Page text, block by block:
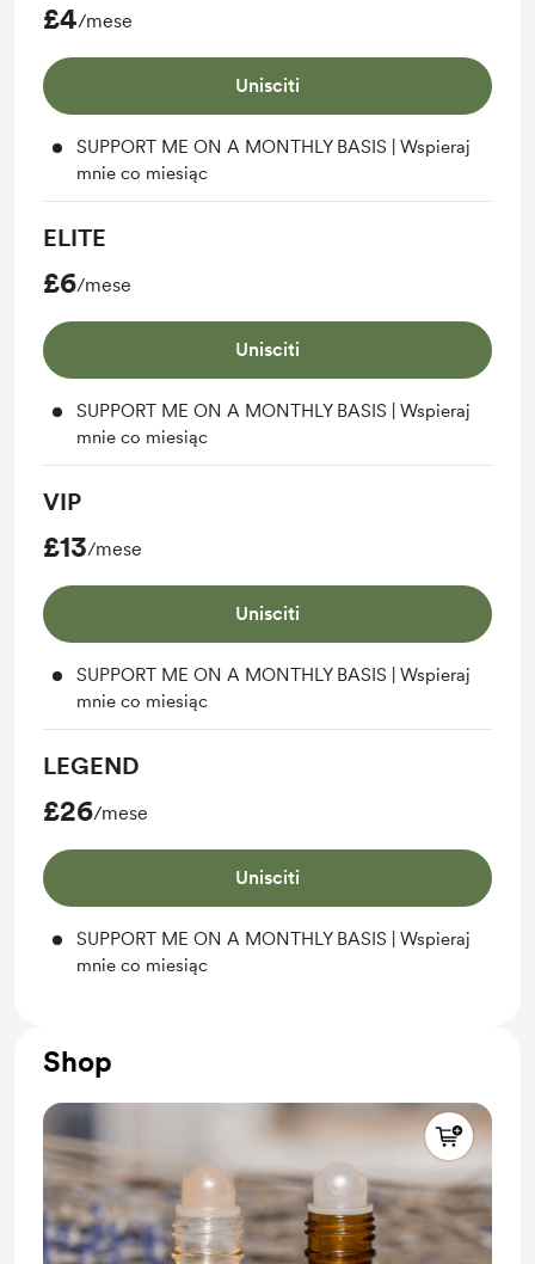
£4/mese
Unisciti
SUPPORT ME ON A MONTHLY BASIS | Wspieraj
mnie co miesiąc
ELITE
£6/mese
Unisciti
SUPPORT ME ON A MONTHLY BASIS | Wspieraj
mnie co miesiąc
VIP
£13/mese
Unisciti
SUPPORT ME ON A MONTHLY BASIS | Wspieraj
mnie co miesiąc
LEGEND
£26/mese
Unisciti
SUPPORT ME ON A MONTHLY BASIS | Wspieraj
mnie co miesiąc
Shop